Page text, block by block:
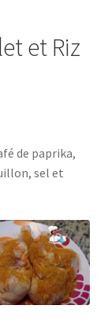
et Riz
de paprika,
sel et